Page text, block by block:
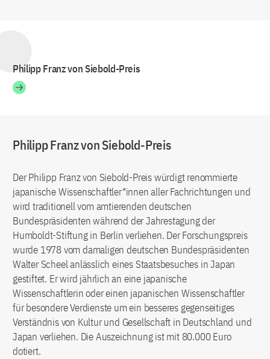
Philipp Franz von Siebold-Preis
Philipp Franz von Siebold-Preis
Der Philipp Franz von Siebold-Preis würdigt renommierte
japanische Wissenschaftler*innen aller Fachrichtungen und
wird traditionell vom amtierenden deutschen
Bundespräsidenten während der Jahrestagung der
Humboldt-Stiftung in Berlin verliehen. Der Forschungspreis
wurde 1978 vom damaligen deutschen Bundespräsidenten
Walter Scheel anlässlich eines Staatsbesuches in Japan
gestiftet. Er wird jährlich an eine japanische
Wissenschaftlerin oder einen japanischen Wissenschaftler
für besondere Verdienste um ein besseres gegenseitiges
Verständnis von Kultur und Gesellschaft in Deutschland und
Japan verliehen. Die Auszeichnung ist mit 80.000 Euro
dotiert.